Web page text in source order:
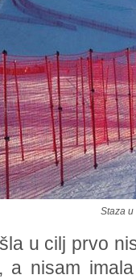
Staza
u cilj prvo
a nisam